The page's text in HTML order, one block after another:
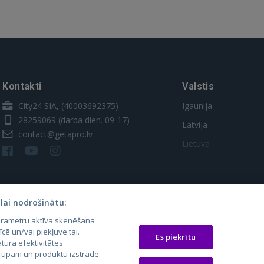
Kontakti
City24 SIA, (40003692375)
28259069 (darba dien. 09-17)
contact@getapro.lv
Valstis
Igaunija
Latvija
Lietuva
nodrošinātu:
aktīva skenēšana
un/vai piekļuve tai.
efektivitātes
un produktu izstrāde.
Es piekrītu